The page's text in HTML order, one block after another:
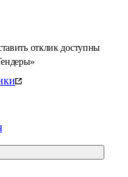
отклик доступны